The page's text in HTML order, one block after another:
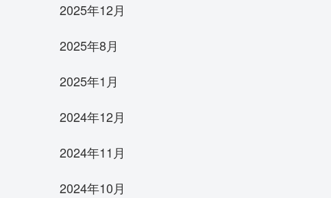
2025年12月
2025年8月
2025年1月
2024年12月
2024年11月
2024年10月